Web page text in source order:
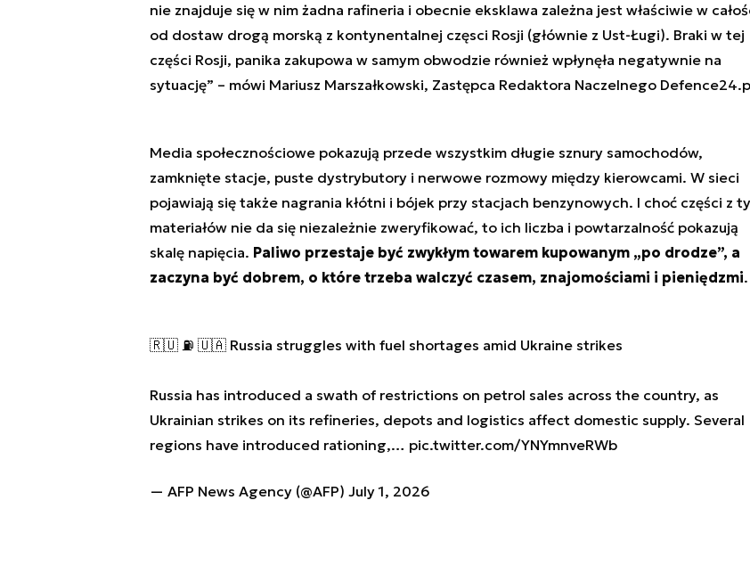
nie znajduje się w nim żadna rafineria i obecnie eksklawa zależna jest właściwie w
od dostaw drogą morską z kontynentalnej częsci Rosji (głównie z Ust-Ługi). Braki w tej
części Rosji, panika zakupowa w samym obwodzie również wpłynęła negatywnie na
sytuację” – mówi Mariusz Marszałkowski, Zastępca Redaktora Naczelnego
Media społecznościowe pokazują przede wszystkim długie sznury samochodów,
zamknięte stacje, puste dystrybutory i nerwowe rozmowy między kierowcami. W sieci
pojawiają się także nagrania kłótni i bójek przy stacjach benzynowych. I choć części z
materiałów nie da się niezależnie zweryfikować, to ich liczba i powtarzalność pokazują
skalę napięcia. Paliwo przestaje być zwykłym towarem kupowanym „po drodze”, a
zaczyna być dobrem, o które trzeba walczyć czasem, znajomościami i pieniędzmi.
🇷🇺 ⛽ 🇺🇦 Russia struggles with fuel shortages amid Ukraine strikes
Russia has introduced a swath of restrictions on petrol sales across the country, as
Ukrainian strikes on its refineries, depots and logistics affect domestic supply. Several
regions have introduced rationing,… pic.twitter.com/YNYmnveRWb
— AFP News Agency (@AFP) July 1, 2026